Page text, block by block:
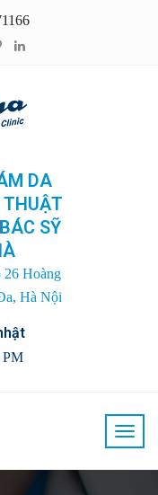
DA
THUẬT
SỸ
26 Hoàng
Hà Nội
PM